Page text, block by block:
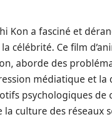
Kon a fasciné et
célébrité. Ce film
aborde des
médiatique et la
psychologiques
culture des réseaux